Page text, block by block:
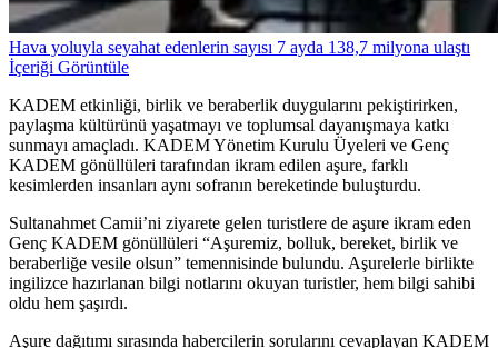
Hava yoluyla seyahat edenlerin sayısı 7 ayda 138,7 milyona ulaştı
İçeriği Görüntüle
KADEM etkinliği, birlik ve beraberlik duygularını pekiştirirken,
paylaşma kültürünü yaşatmayı ve toplumsal dayanışmaya katkı
sunmayı amaçladı. KADEM Yönetim Kurulu Üyeleri ve Genç
KADEM gönüllüleri tarafından ikram edilen aşure, farklı
kesimlerden insanları aynı sofranın bereketinde buluşturdu.
Sultanahmet Camii’ni ziyarete gelen turistlere de aşure ikram eden
Genç KADEM gönüllüleri “Aşuremiz, bolluk, bereket, birlik ve
beraberliğe vesile olsun” temennisinde bulundu. Aşurelerle birlikte
ingilizce hazırlanan bilgi notlarını okuyan turistler, hem bilgi sahibi
oldu hem şaşırdı.
Aşure dağıtımı sırasında habercilerin sorularını cevaplayan KADEM